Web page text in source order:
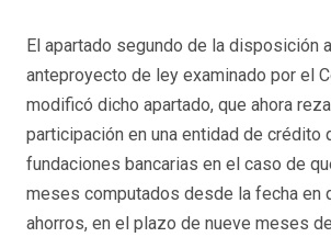
El apartado segundo de la disposición
anteproyecto de ley examinado por el
modificó dicho apartado, que ahora
participación en una entidad de
fundaciones bancarias en el caso de
meses computados desde la fecha en
ahorros, en el plazo de nueve meses